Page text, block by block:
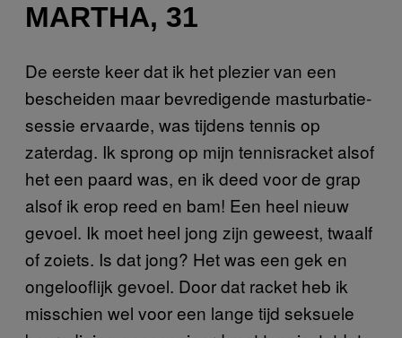
MARTHA, 31
De eerste keer dat ik het plezier van een
bescheiden maar bevredigende masturbatie-
sessie ervaarde, was tijdens tennis op
zaterdag. Ik sprong op mijn tennisracket alsof
het een paard was, en ik deed voor de grap
alsof ik erop reed en bam! Een heel nieuw
gevoel. Ik moet heel jong zijn geweest, twaalf
of zoiets. Is dat jong? Het was een gek en
ongelooflijk gevoel. Door dat racket heb ik
misschien wel voor een lange tijd seksuele